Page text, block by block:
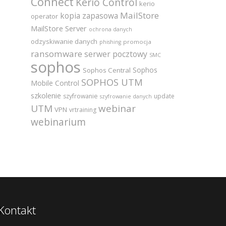
kerio
operator kopia zapasowa MailStore
MailStore Server ochrona danych
odzyskiwanie danych phishing promocja
ransomware serwer pocztowy SMC
sophos Sophos Central Sophos
Mobile Control SOPHOS UTM
szkolenie szyfrowanie szyfrowanie danych update
UTM VPN vrtraining webinar
webinarium